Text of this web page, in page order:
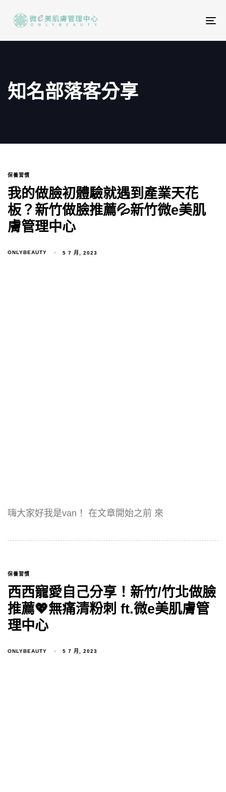
知名部落客分享
保養習慣
我的做臉初體驗就遇到產業天花
板？新竹做臉推薦💦新竹微e美肌
膚管理中心
ONLYBEAUTY 5 7 月, 2023
嗨大家好我是van！ 在文章開始之前 來
保養習慣
西西寵愛自己分享！新竹/竹北做臉
推薦💖無痛清粉刺 ft.微e美肌膚管
理中心
ONLYBEAUTY 5 7 月, 2023